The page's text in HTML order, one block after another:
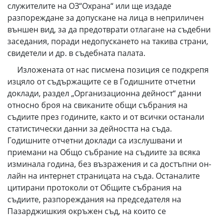
служителите на ОЗ“Охрана“ или ще издаде
разпореждане за допускане на лица в неприличен
външен вид, за да предотврати отлагане на съдебни
заседания, поради недопускането на такива страни,
свидетели и др. в съдебната палата.
Изложената от нас писмена позиция се подкрепя
изцяло от съдържащите се в Годишните отчетни
доклади, раздел „Организационна дейност“ данни
относно броя на свиканите общи събрания на
съдиите през годините, както и от всички останали
статистически данни за дейността на съда.
Годишните отчетни доклади са изслушвани и
приемани на Общо събрание на съдиите за всяка
изминала година, без възражения и са достъпни он-
лайн на интернет страницата на съда. Останалите
цитирани протоколи от Общите събрания на
съдиите, разпореждания на председателя на
Пазарджишкия окръжен съд, на които се